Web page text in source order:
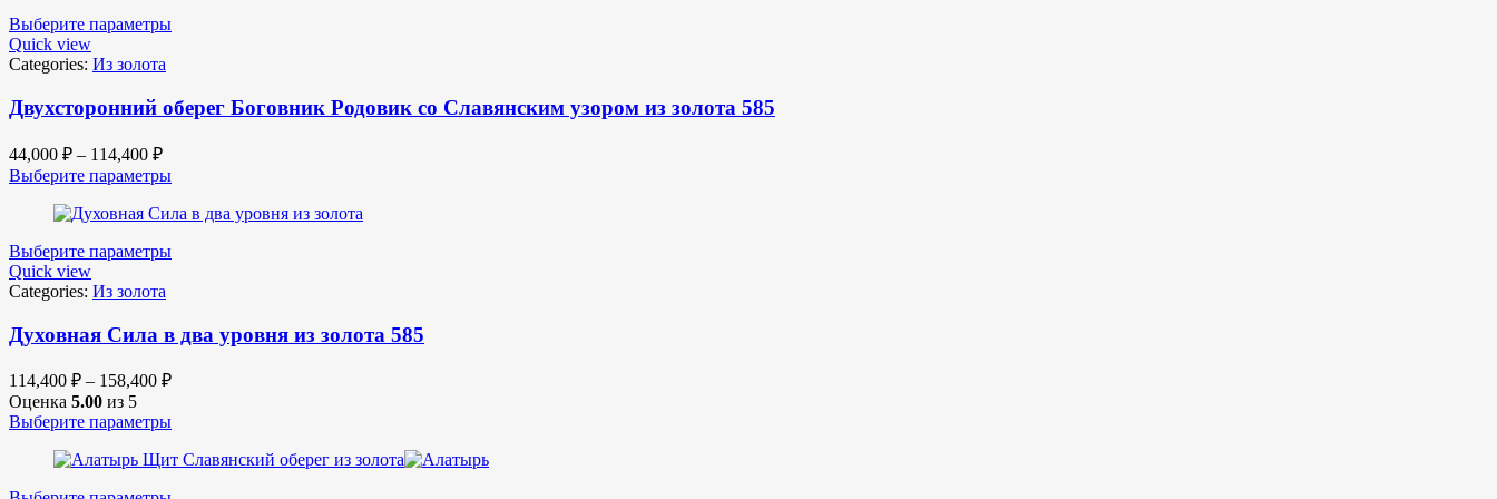
Выберите параметры
Quick view
Categories: Из золота
Двухсторонний оберег Боговник Родовик со Славянским узором из золота 585
44,000 ₽ – 114,400 ₽
Выберите параметры
Выберите параметры
Quick view
Categories: Из золота
Духовная Сила в два уровня из золота 585
114,400 ₽ – 158,400 ₽
Оценка 5.00 из 5
Выберите параметры